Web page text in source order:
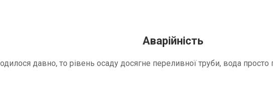
Аварійність
давно, то рівень осаду досягне переливної труби, вода просто